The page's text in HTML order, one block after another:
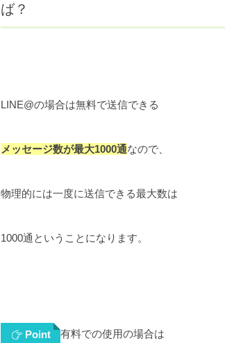
ば？
LINE@の場合は無料で送信できる
メッセージ数が最大1000通なので、
物理的には一度に送信できる最大数は
1000通ということになります。
Point 有料での使用の場合は